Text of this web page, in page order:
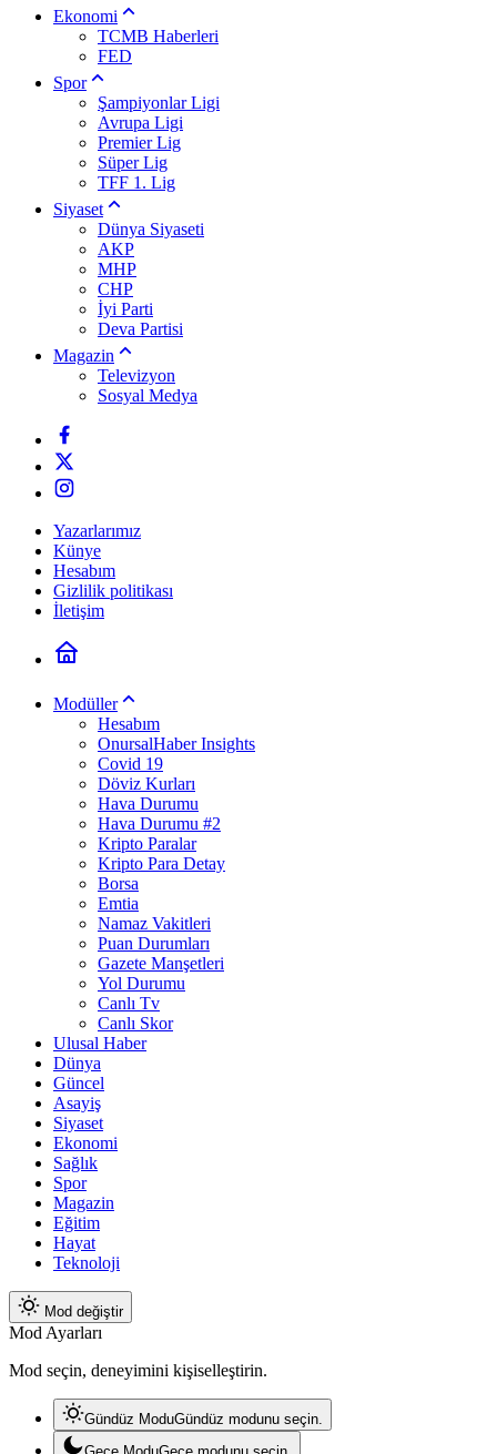
Ekonomi
TCMB Haberleri
FED
Spor
Şampiyonlar Ligi
Avrupa Ligi
Premier Lig
Süper Lig
TFF 1. Lig
Siyaset
Dünya Siyaseti
AKP
MHP
CHP
İyi Parti
Deva Partisi
Magazin
Televizyon
Sosyal Medya
Yazarlarımız
Künye
Hesabım
Gizlilik politikası
İletişim
Modüller
Hesabım
OnursalHaber Insights
Covid 19
Döviz Kurları
Hava Durumu
Hava Durumu #2
Kripto Paralar
Kripto Para Detay
Borsa
Emtia
Namaz Vakitleri
Puan Durumları
Gazete Manşetleri
Yol Durumu
Canlı Tv
Canlı Skor
Ulusal Haber
Dünya
Güncel
Asayiş
Siyaset
Ekonomi
Sağlık
Spor
Magazin
Eğitim
Hayat
Teknoloji
Mod değiştir
Mod Ayarları
Mod seçin, deneyimini kişiselleştirin.
Gündüz ModuGündüz modunu seçin.